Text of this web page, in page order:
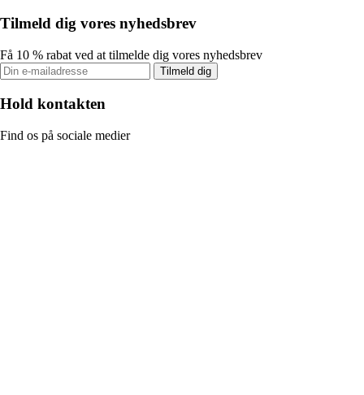
Tilmeld dig vores nyhedsbrev
Få 10 % rabat ved at tilmelde dig vores nyhedsbrev
Tilmeld dig
Hold kontakten
Find os på sociale medier